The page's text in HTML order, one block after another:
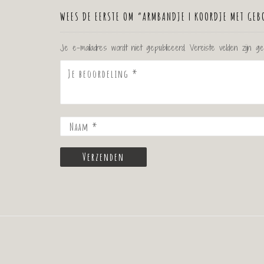
WEES DE EERSTE OM “ARMBANDJE | KOORDJE MET
Je e-mailadres wordt niet gepubliceerd. Vereiste velden zijn